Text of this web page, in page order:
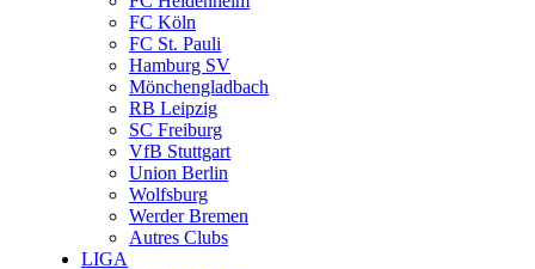
FC Köln
FC St. Pauli
Hamburg SV
Mönchengladbach
RB Leipzig
SC Freiburg
VfB Stuttgart
Union Berlin
Wolfsburg
Werder Bremen
Autres Clubs
LIGA